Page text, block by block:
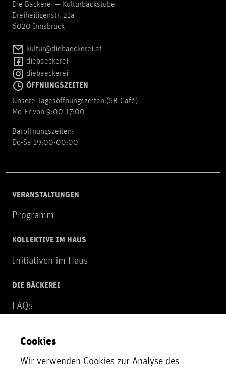
Die Bäckerei — Kulturbackstube
Dreiheiligenstr. 21a
6020 Innsbruck
kultur@diebaeckerei.at
diebaeckerei
diebaeckerei
ÖFFNUNGSZEITEN
Unsere Tagesöffnungszeiten (SB-Cafè)
Mo-Fr von 9:00-17:00
Baröffnungszeiten:
Do-Sa 19:00-00:00
VERANSTALTUNGEN
Programm
KOLLEKTIVE IM HAUS
Initiativen im Haus
DIE BÄCKEREI
FAQs
NEWSLETTER
Zur Newsletter Anmeldung
Cookies
Wir verwenden Cookies zur Analyse des